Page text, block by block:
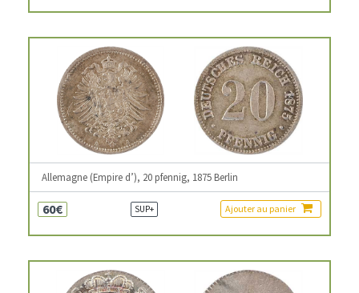
Allemagne (Empire d’), 20 pfennig, 1875 Berlin
60€ SUP+ Ajouter au panier